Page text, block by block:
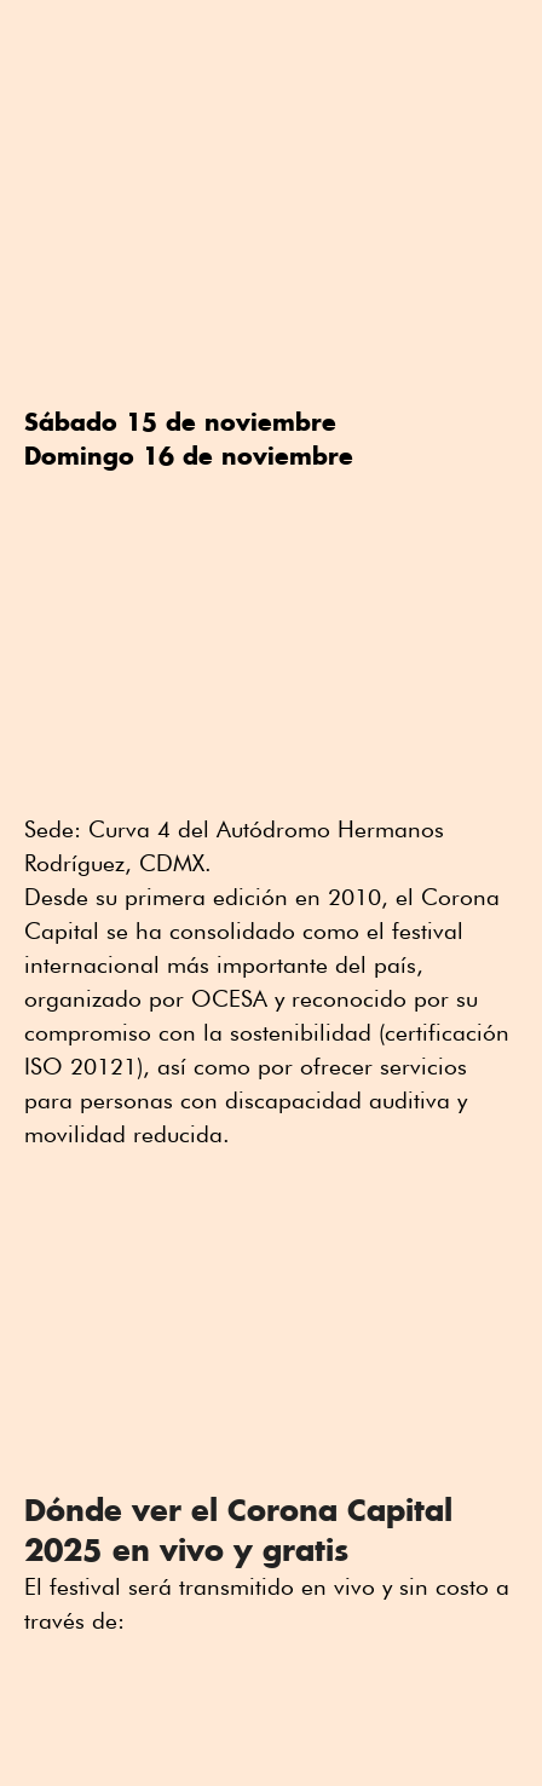
Sábado 15 de noviembre
Domingo 16 de noviembre
Sede: Curva 4 del Autódromo Hermanos
Rodríguez, CDMX.
Desde su primera edición en 2010, el Corona
Capital se ha consolidado como el festival
internacional más importante del país,
organizado por OCESA y reconocido por su
compromiso con la sostenibilidad (certificación
ISO 20121), así como por ofrecer servicios
para personas con discapacidad auditiva y
movilidad reducida.
Dónde ver el Corona Capital
2025 en vivo y gratis
El festival será transmitido en vivo y sin costo a
través de: